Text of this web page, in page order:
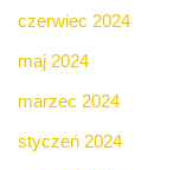
czerwiec 2024
maj 2024
marzec 2024
styczeń 2024